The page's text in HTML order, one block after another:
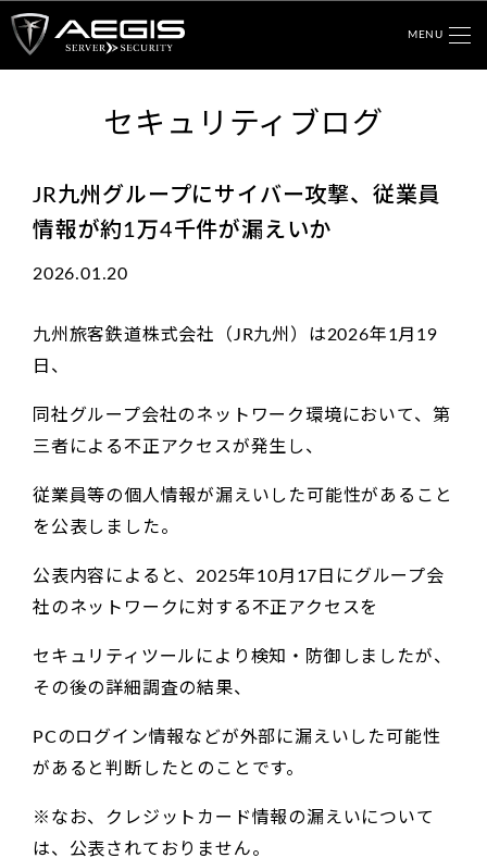
MENU
セキュリティブログ
JR九州グループにサイバー攻撃、従業員
情報が約1万4千件が漏えいか
2026.01.20
九州旅客鉄道株式会社（JR九州）は2026年1月19
日、
同社グループ会社のネットワーク環境において、第
三者による不正アクセスが発生し、
従業員等の個人情報が漏えいした可能性があること
を公表しました。
公表内容によると、2025年10月17日にグループ会
社のネットワークに対する不正アクセスを
セキュリティツールにより検知・防御しましたが、
その後の詳細調査の結果、
PCのログイン情報などが外部に漏えいした可能性
があると判断したとのことです。
※なお、クレジットカード情報の漏えいについて
は、公表されておりません。